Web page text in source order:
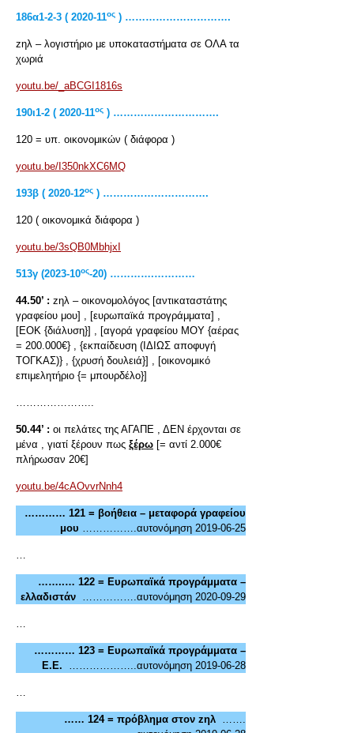
186α1-2-3 ( 2020-11ος ) ………………………….
zηλ – λογιστήριο με υποκαταστήματα σε ΟΛΑ τα
χωριά
youtu.be/_aBCGI1816s
190ι1-2 ( 2020-11ος ) ………………………….
120 = υπ. οικονομικών ( διάφορα )
youtu.be/I350nkXC6MQ
193β ( 2020-12ος ) ………………………….
120 ( οικονομικά διάφορα )
youtu.be/3sQB0MbhjxI
513γ (2023-10ος-20) ………….…………
44.50’ : zηλ – οικονομολόγος [αντικαταστάτης
γραφείου μου] , [ευρωπαϊκά προγράμματα] ,
[ΕΟΚ {διάλυση}] , [αγορά γραφείου ΜΟΥ {αέρας
= 200.000€} , {εκπαίδευση (ΙΔΙΩΣ αποφυγή
ΤΟΓΚΑΣ)} , {χρυσή δουλειά}] , [οικονομικό
επιμελητήριο {= μπουρδέλο}]
…………………..
50.44’ : οι πελάτες της ΑΓΑΠΕ , ΔΕΝ έρχονται σε
μένα , γιατί ξέρουν πως ξέρω [= αντί 2.000€
πλήρωσαν 20€]
youtu.be/4cAOvvrNnh4
………… 121 = βοήθεια – μεταφορά γραφείου
μου …………….αυτονόμηση 2019-06-25
…
……..… 122 = Ευρωπαϊκά προγράμματα –
ελλαδιστάν …………….αυτονόμηση 2020-09-29
…
………… 123 = Ευρωπαϊκά προγράμματα –
Ε.Ε. ………………..αυτονόμηση 2019-06-28
…
…… 124 = πρόβλημα στον zηλ …….